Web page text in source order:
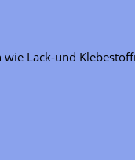
Lack-und